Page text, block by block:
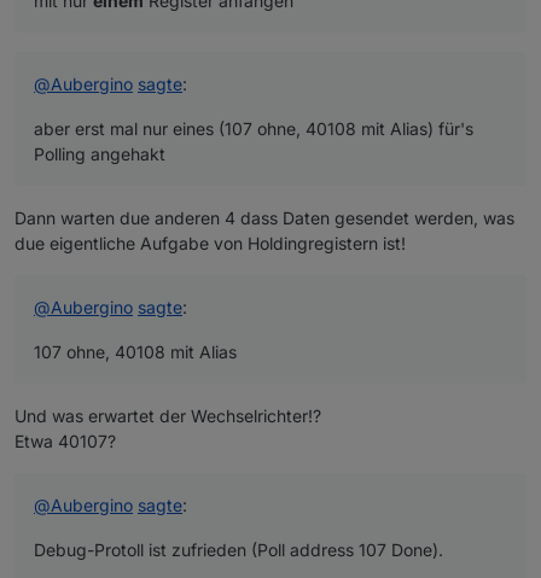
@Aubergino sagte:
aber erst mal nur eines (107 ohne, 40108 mit Alias) für's
Polling angehakt
Dann warten due anderen 4 dass Daten gesendet werden, was
due eigentliche Aufgabe von Holdingregistern ist!
@Aubergino sagte:
107 ohne, 40108 mit Alias
Und was erwartet der Wechselrichter!?
Etwa 40107?
@Aubergino sagte:
Debug-Protoll ist zufrieden (Poll address 107 Done).